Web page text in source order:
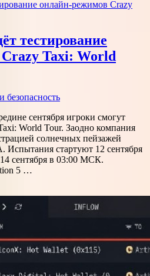
тестирование
Taxi: World
сентября игроки смогут
World Tour. Заодно компания
солнечных пейзажей
стартуют 12 сентября
сентября в 03:00 МСК.
5 …